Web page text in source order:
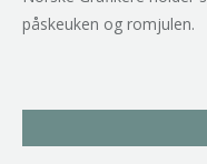
påskeuken og romjulen.